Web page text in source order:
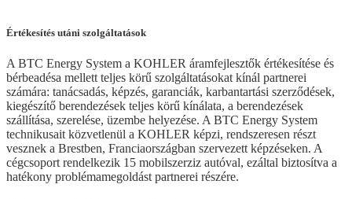
Értékesítés utáni szolgáltatások
A BTC Energy System a KOHLER áramfejlesztők értékesítése és
bérbeadésa mellett teljes körű szolgáltatásokat kínál partnerei
számára: tanácsadás, képzés, garanciák, karbantartási szerződések,
kiegészítő berendezések teljes körű kínálata, a berendezések
szállítása, szerelése, üzembe helyezése. A BTC Energy System
technikusait közvetlenül a KOHLER képzi, rendszeresen részt
vesznek a Brestben, Franciaországban szervezett képzéseken. A
cégcsoport rendelkezik 15 mobilszerziz autóval, ezáltal biztosítva a
hatékony problémamegoldást partnerei részére.